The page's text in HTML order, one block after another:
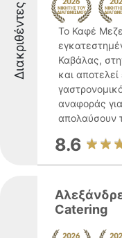
Διακριθέντες
Το Καφέ
Καβάλας,
και
αναφοράς
απολαύσουν
8.6
Catering